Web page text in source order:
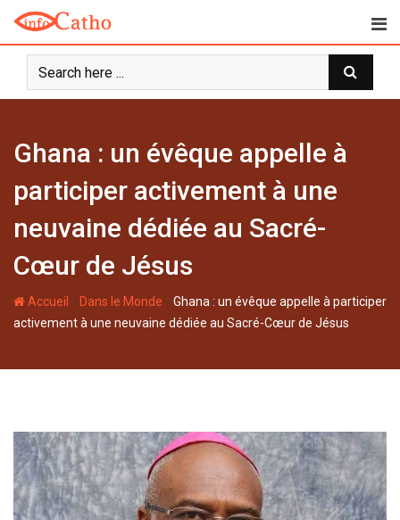
t
Ghana : un évêque appelle à
participer activement à une
neuvaine dédiée au Sacré-
Cœur de Jésus
Accueil - Dans le Monde -Ghana : un évêque appelle à participer
activement à une neuvaine dédiée au Sacré-Cœur de Jésus